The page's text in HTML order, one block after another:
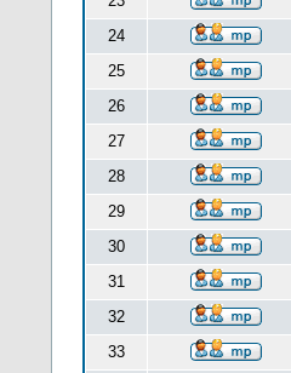
24
25
26
27
28
29
30
31
32
33